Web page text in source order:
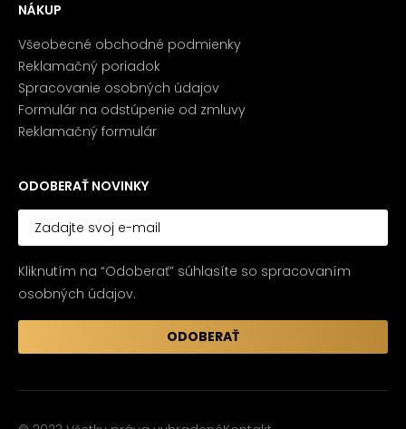
NÁKUP
Všeobecné obchodné podmienky
Reklamačný poriadok
Spracovanie osobných údajov
Formulár na odstúpenie od zmluvy
Reklamačný formulár
ODOBERAŤ NOVINKY
Kliknutím na “Odoberať” súhlasíte so spracovaním
osobných údajov.
ODOBERAŤ